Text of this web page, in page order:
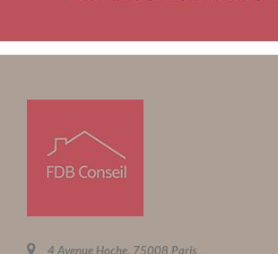
4 Avenue Hoche, 75008 Paris